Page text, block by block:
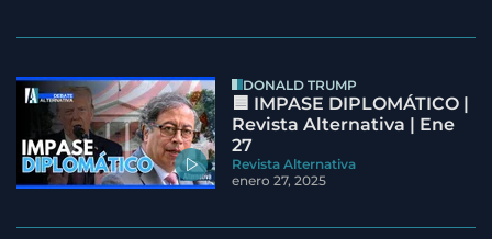
DONALD TRUMP
🟦 IMPASE DIPLOMÁTICO |
Revista Alternativa | Ene
27
Revista Alternativa
enero 27, 2025